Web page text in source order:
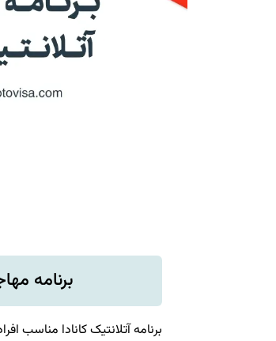
برنامه
برنامه آتلانتیک کانادا